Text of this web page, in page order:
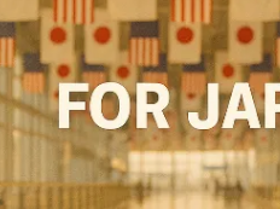
映画
ス・起業
づくり・地域活性化